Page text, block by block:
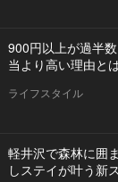
900円以上が過半
当より高い理由と
ライフスタイル
軽井沢で森林に囲
しステイが叶う新